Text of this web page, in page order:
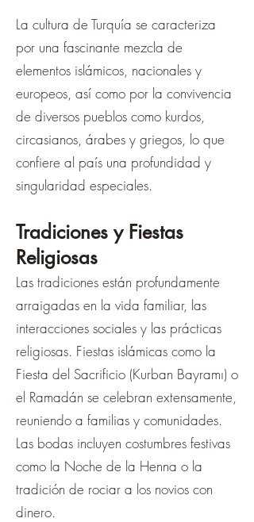
La cultura de Turquía se caracteriza
por una fascinante mezcla de
elementos islámicos, nacionales y
europeos, así como por la convivencia
de diversos pueblos como kurdos,
circasianos, árabes y griegos, lo que
confiere al país una profundidad y
singularidad especiales.
Tradiciones y Fiestas
Religiosas
Las tradiciones están profundamente
arraigadas en la vida familiar, las
interacciones sociales y las prácticas
religiosas. Fiestas islámicas como la
Fiesta del Sacrificio (Kurban Bayramı) o
el Ramadán se celebran extensamente,
reuniendo a familias y comunidades.
Las bodas incluyen costumbres festivas
como la Noche de la Henna o la
tradición de rociar a los novios con
dinero.